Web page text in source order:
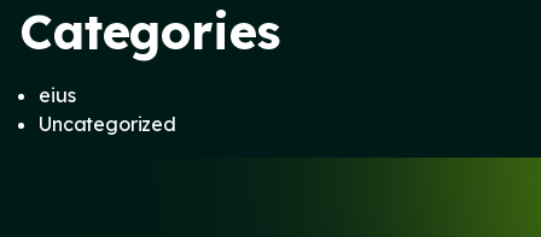
Categories
eius
Uncategorized